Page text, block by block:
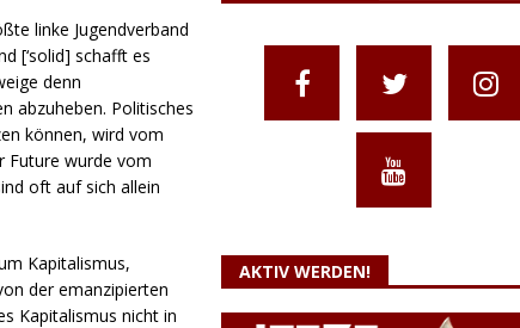
linke Jugendverband
[‘solid] schafft es
denn
abzuheben. Politisches
können, wird vom
Future wurde vom
oft auf sich allein
Kapitalismus,
der emanzipierten
Kapitalismus nicht in
AKTIV WERDEN!